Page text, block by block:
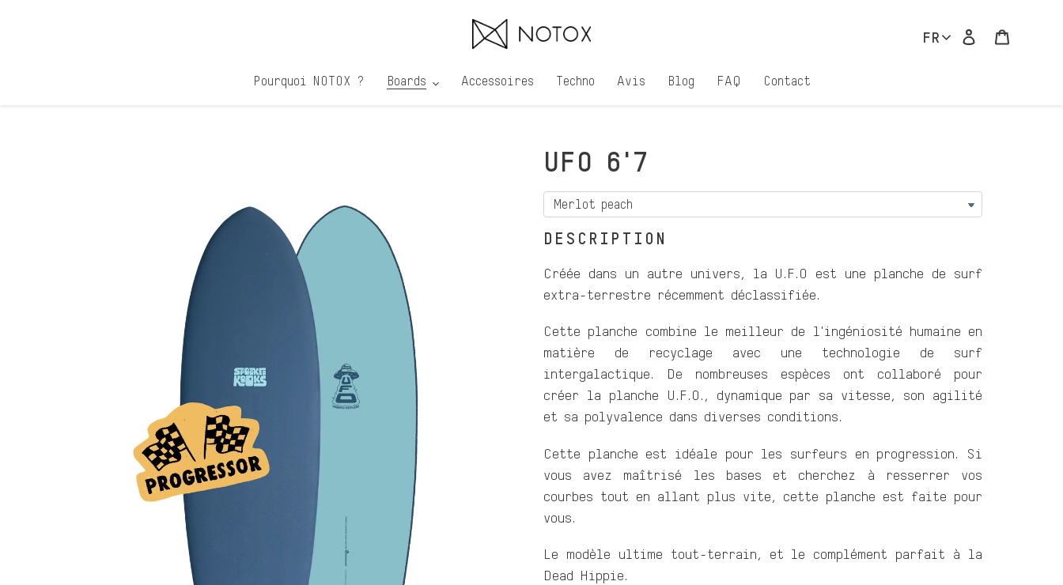
FR Se connecter
Pourquoi NOTOX ? Boards Accessoires Techno Avis Blog FAQ Contact
UFO 6'7
DESCRIPTION
Créée dans un autre univers, la U.F.O est une planche de surf
extra-terrestre récemment déclassifiée.
Cette planche combine le meilleur de l'ingéniosité humaine en
matière de recyclage avec une technologie de surf
intergalactique. De nombreuses espèces ont collaboré pour
créer la planche U.F.O., dynamique par sa vitesse, son agilité
et sa polyvalence dans diverses conditions.
Cette planche est idéale pour les surfeurs en progression. Si
vous avez maîtrisé les bases et cherchez à resserrer vos
courbes tout en allant plus vite, cette planche est faite pour
vous.
Le modèle ultime tout-terrain, et le complément parfait à la
Dead Hippie.